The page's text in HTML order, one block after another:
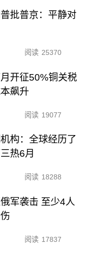
批普京：平静对
阅读 25370
开征50%铜关税
飙升
阅读 19077
构：全球经历了
热6月
阅读 18288
军袭击 至少4人
阅读 17837